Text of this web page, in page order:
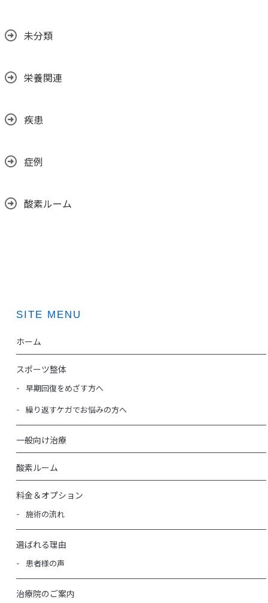
未分類
栄養関連
疾患
症例
酸素ルーム
SITE MENU
ホーム
スポーツ整体
早期回復をめざす方へ
繰り返すケガでお悩みの方へ
一般向け治療
酸素ルーム
料金＆オプション
施術の流れ
選ばれる理由
患者様の声
治療院のご案内